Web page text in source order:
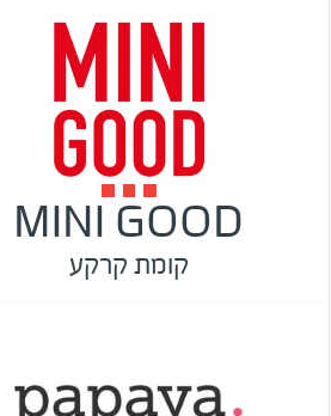
MINI GOOD
קומת קרקע